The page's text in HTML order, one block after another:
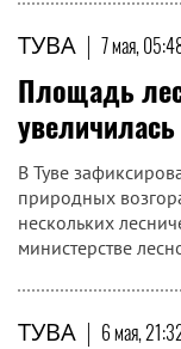
ТУВА | 7 мая,
Площадь
В Туве
природных
нескольких
министерстве
ТУВА | 6 мая,